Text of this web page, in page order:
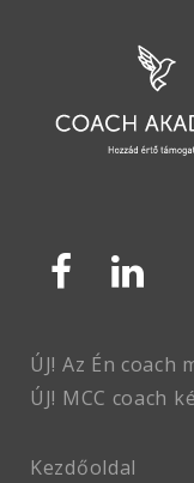
ÚJ! Az Én coach
ÚJ! MCC coach
Kezdőoldal